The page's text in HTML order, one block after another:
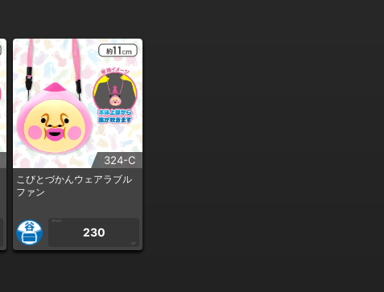
324-C
こびとづかんウェアラブル
ファン
1PLAY
230
CP